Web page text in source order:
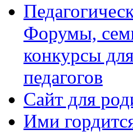
Форумы,
конкурсы
педагогов
Сайт для
Ими